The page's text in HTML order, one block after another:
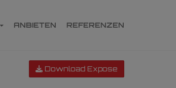
ANBIETEN REFERENZEN
Download Expose